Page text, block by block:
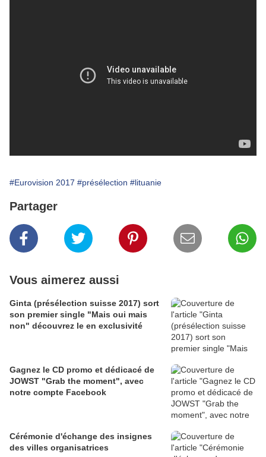
#Eurovision 2017 #présélection #lituanie
Partager
Vous aimerez aussi
Ginta (présélection suisse 2017) sort
son premier single "Mais oui mais
non" découvrez le en exclusivité
Gagnez le CD promo et dédicacé de
JOWST "Grab the moment", avec
notre compte Facebook
Cérémonie d'échange des insignes
des villes organisatrices